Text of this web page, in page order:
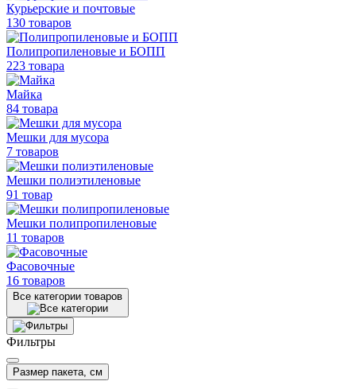
Курьерские и почтовые
130 товаров
Полипропиленовые и БОПП
223 товара
Майка
84 товара
Мешки для мусора
7 товаров
Мешки полиэтиленовые
91 товар
Мешки полипропиленовые
11 товаров
Фасовочные
16 товаров
Все категории товаров
Фильтры
Размер пакета, см